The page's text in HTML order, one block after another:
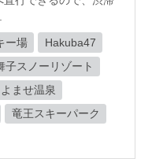
ー場
Hakuba47
子スノーリゾート
よませ温泉
竜王スキーパーク